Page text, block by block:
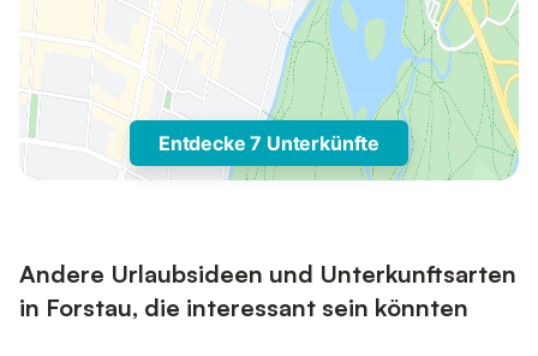
Entdecke 7 Unterkünfte
Andere Urlaubsideen und Unterkunftsarten
in Forstau, die interessant sein könnten